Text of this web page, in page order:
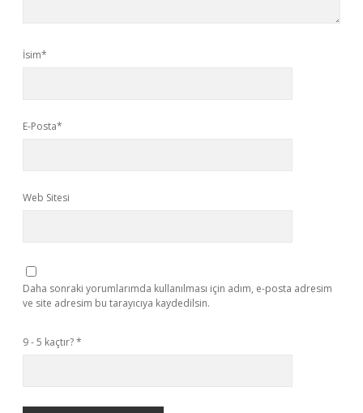
İsim*
E-Posta*
Web Sitesi
Daha sonraki yorumlarımda kullanılması için adım, e-posta adresim
ve site adresim bu tarayıcıya kaydedilsin.
9 - 5 kaçtır?*